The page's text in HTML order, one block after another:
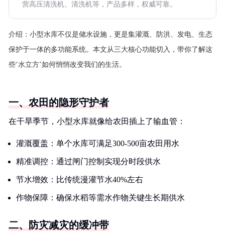
营高压清洗机、清洗机等，产品多样，权威可靠。
介绍： 小型水库不仅是储水设施，更是集灌溉、防洪、发电、生态
保护于一体的多功能系统。本文从三大核心功能切入，带你了解这
些‘水立方’如何悄悄改变我们的生活。
一、农田的隐形守护者
在干旱季节，小型水库就像给农田插上了输血管：
灌溉覆盖：单个水库可满足300-500亩农田用水
精准调控：通过闸门控制实现分时段供水
节水增效：比传统漫灌节水40%左右
作物保障：确保水稻等需水作物关键生长期供水
二、防灾减灾的缓冲带